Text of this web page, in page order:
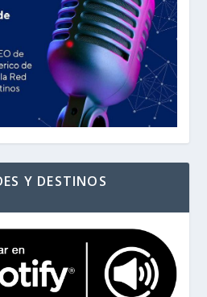
Y DESTINOS